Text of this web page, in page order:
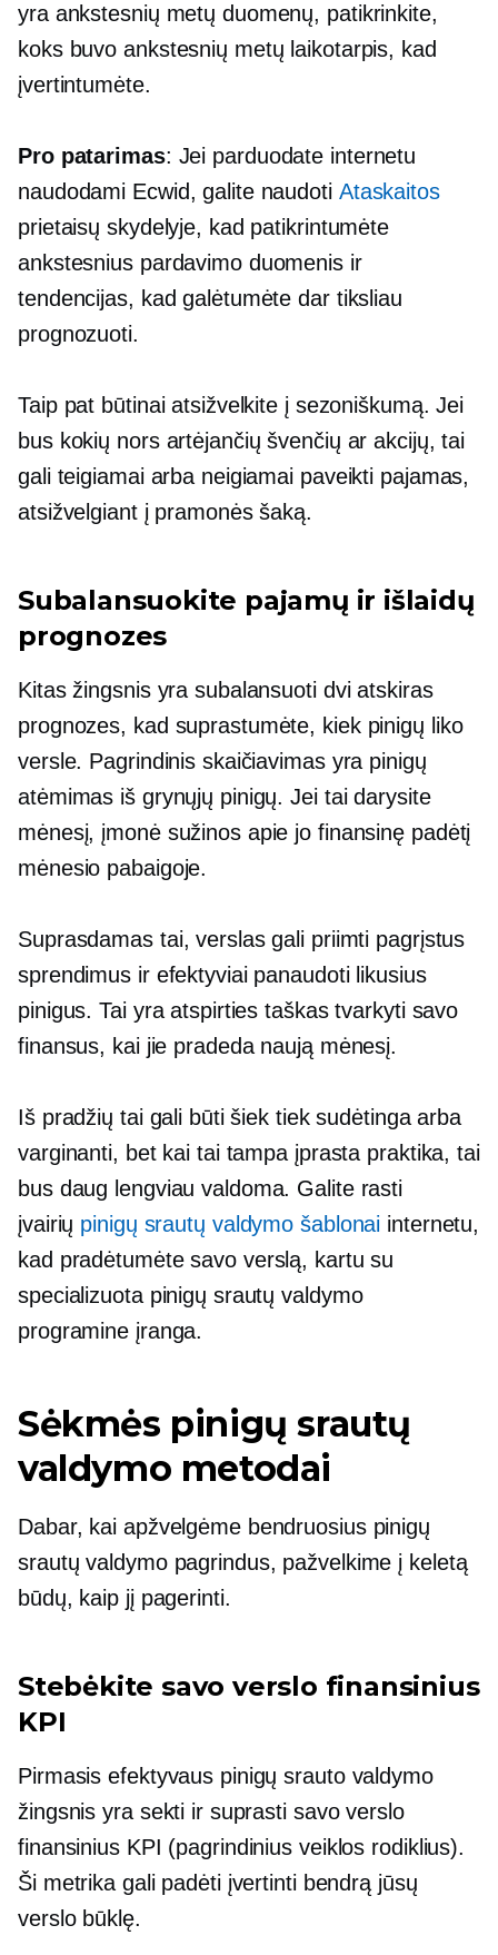
yra ankstesnių metų duomenų, patikrinkite,
koks buvo ankstesnių metų laikotarpis, kad
įvertintumėte.
Pro patarimas: Jei parduodate internetu
naudodami Ecwid, galite naudoti Ataskaitos
prietaisų skydelyje, kad patikrintumėte
ankstesnius pardavimo duomenis ir
tendencijas, kad galėtumėte dar tiksliau
prognozuoti.
Taip pat būtinai atsižvelkite į sezoniškumą. Jei
bus kokių nors artėjančių švenčių ar akcijų, tai
gali teigiamai arba neigiamai paveikti pajamas,
atsižvelgiant į pramonės šaką.
Subalansuokite pajamų ir išlaidų
prognozes
Kitas žingsnis yra subalansuoti dvi atskiras
prognozes, kad suprastumėte, kiek pinigų liko
versle. Pagrindinis skaičiavimas yra pinigų
atėmimas iš grynųjų pinigų. Jei tai darysite
mėnesį, įmonė sužinos apie jo finansinę padėtį
mėnesio pabaigoje.
Suprasdamas tai, verslas gali priimti pagrįstus
sprendimus ir efektyviai panaudoti likusius
pinigus. Tai yra atspirties taškas tvarkyti savo
finansus, kai jie pradeda naują mėnesį.
Iš pradžių tai gali būti šiek tiek sudėtinga arba
varginanti, bet kai tai tampa įprasta praktika, tai
bus daug lengviau valdoma. Galite rasti
įvairių pinigų srautų valdymo šablonai internetu,
kad pradėtumėte savo verslą, kartu su
specializuota pinigų srautų valdymo
programine įranga.
Sėkmės pinigų srautų
valdymo metodai
Dabar, kai apžvelgėme bendruosius pinigų
srautų valdymo pagrindus, pažvelkime į keletą
būdų, kaip jį pagerinti.
Stebėkite savo verslo finansinius
KPI
Pirmasis efektyvaus pinigų srauto valdymo
žingsnis yra sekti ir suprasti savo verslo
finansinius KPI (pagrindinius veiklos rodiklius).
Ši metrika gali padėti įvertinti bendrą jūsų
verslo būklę.